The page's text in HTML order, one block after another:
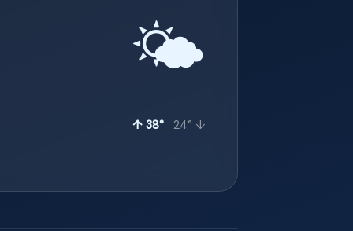
🌤️
↑ 38° 24° ↓